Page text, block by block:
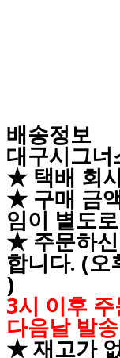
배송정보
대구시그너
★ 택배 회
★ 구매 금
임이 별도
★ 주문하
합니다. (오
)
3시 이후
다음날 발
★ 재고가